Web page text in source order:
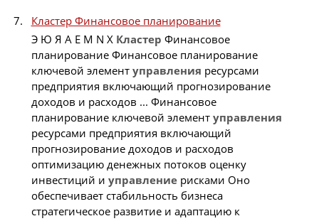
Кластер Финансовое планирование
Э Ю Я A E M N X Кластер Финансовое
планирование Финансовое планирование
ключевой элемент управления ресурсами
предприятия включающий прогнозирование
доходов и расходов ... Финансовое
планирование ключевой элемент управления
ресурсами предприятия включающий
прогнозирование доходов и расходов
оптимизацию денежных потоков оценку
инвестиций и управлениерисками Оно
обеспечивает стабильность бизнеса
стратегическое развитие и адаптацию к